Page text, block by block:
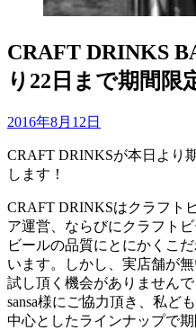
CRAFT DRINKS
り22日まで期間限
投稿者master
投
日:
2016年8月12日
CRAFT DRINKSが本日より
します！
CRAFT DRINKSはクラフト
ア運営、ならびにクラフト
ビールの品質にとにかくこ
います。しかし、実店舗が
試し頂く機会がありません
sansa様にご協力頂き、私ど
中心としたラインナップで